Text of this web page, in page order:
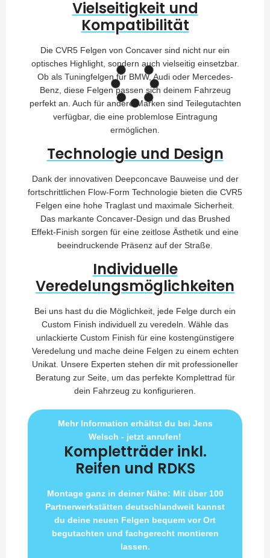
Vielseitigkeit und
Kompatibilität
Die CVR5 Felgen von Concaver sind nicht nur ein
optisches Highlight, sondern auch vielseitig einsetzbar.
Ob als Tuningfelgen für BMW, Audi oder Mercedes-
Benz, diese Felgen passen sich deinem Fahrzeug
perfekt an. Auch für andere Marken sind Teilegutachten
verfügbar, die eine problemlose Eintragung
ermöglichen.
Technologie und Design
Dank der innovativen Deepconcave Bauweise und der
fortschrittlichen Flow-Form Technologie bieten die CVR5
Felgen eine hohe Traglast und maximale Sicherheit.
Das markante Concaver-Design und das Brushed
Effekt-Finish sorgen für eine zeitlose Ästhetik und eine
beeindruckende Präsenz auf der Straße.
Individuelle
Veredelungsmöglichkeiten
Bei uns hast du die Möglichkeit, jede Felge durch ein
Custom Finish individuell zu veredeln. Wähle das
unlackierte Custom Finish für eine kostengünstigere
Veredelung und mache deine Felgen zu einem echten
Unikat. Unsere Experten stehen dir mit professioneller
Beratung zur Seite, um das perfekte Komplettrad für
dein Fahrzeug zu konfigurieren.
Mehr Information erhältst du bei Jens
Welsch - jetzt anrufen!
Kompletträder inkl.
Reifen und RDKS
Montage ganz in deiner Nähe: Mit über 100
Partnerwerkstätten deutschlandweit kannst
du deine neuen Felgen bequem vor Ort
begutachten und fachgerecht montieren
lassen.